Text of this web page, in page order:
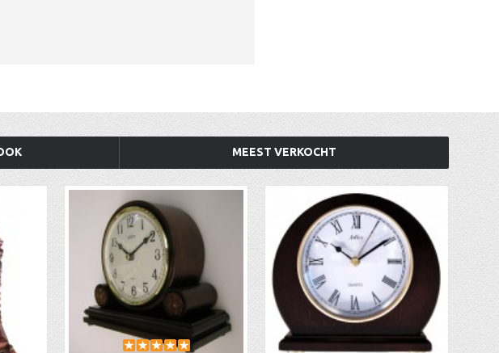
MEEST VERKOCHT